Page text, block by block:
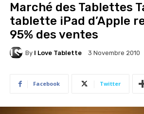
Marché des Tablettes
tablette iPad d’Apple
95% des ventes
By I Love Tablette 3 Novembre 2010
Facebook Twitter